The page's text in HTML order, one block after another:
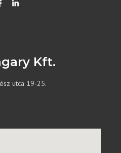
Kft.
utca 19-25.